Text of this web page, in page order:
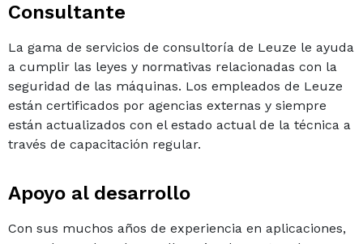
Consultante
La gama de servicios de consultoría de Leuze le ayuda
a cumplir las leyes y normativas relacionadas con la
seguridad de las máquinas. Los empleados de Leuze
están certificados por agencias externas y siempre
están actualizados con el estado actual de la técnica a
través de capacitación regular.
Apoyo al desarrollo
Con sus muchos años de experiencia en aplicaciones,